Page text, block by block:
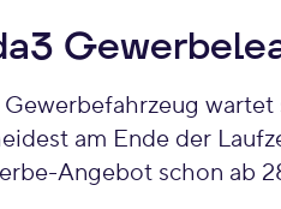
am Ende der
Angebot schon ab